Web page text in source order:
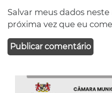
Salvar meus dados
próxima vez que eu